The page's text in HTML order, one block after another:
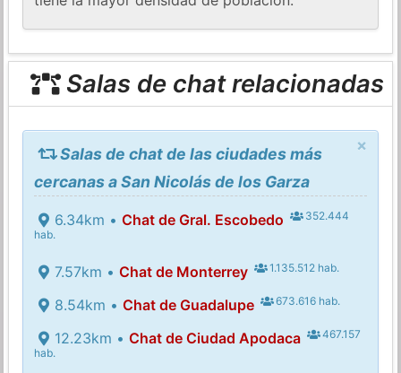
Salas de chat relacionadas
×
Salas de chat de las ciudades más
cercanas a San Nicolás de los Garza
6.34km • Chat de Gral. Escobedo
352.444
hab.
7.57km • Chat de Monterrey 1.135.512 hab.
8.54km • Chat de Guadalupe 673.616 hab.
12.23km • Chat de Ciudad Apodaca
467.157
hab.